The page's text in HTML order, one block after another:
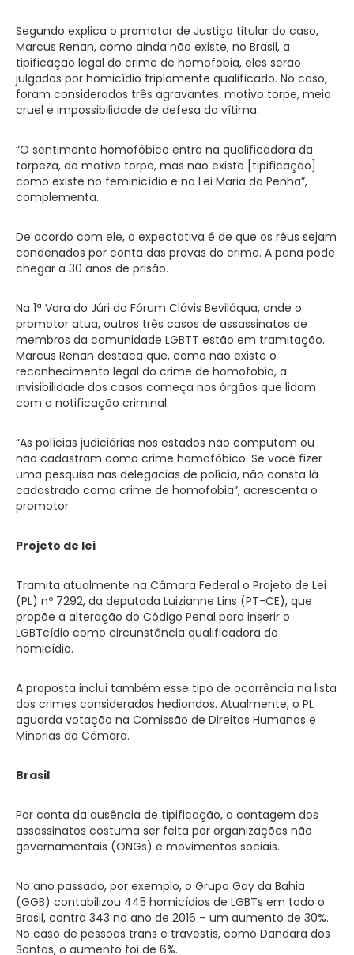
Segundo explica o promotor de Justiça titular do caso,
Marcus Renan, como ainda não existe, no Brasil, a
tipificação legal do crime de homofobia, eles serão
julgados por homicídio triplamente qualificado. No caso,
foram considerados três agravantes: motivo torpe, meio
cruel e impossibilidade de defesa da vítima.
“O sentimento homofóbico entra na qualificadora da
torpeza, do motivo torpe, mas não existe [tipificação]
como existe no feminicídio e na Lei Maria da Penha”,
complementa.
De acordo com ele, a expectativa é de que os réus sejam
condenados por conta das provas do crime. A pena pode
chegar a 30 anos de prisão.
Na 1ª Vara do Júri do Fórum Clóvis Beviláqua, onde o
promotor atua, outros três casos de assassinatos de
membros da comunidade LGBTT estão em tramitação.
Marcus Renan destaca que, como não existe o
reconhecimento legal do crime de homofobia, a
invisibilidade dos casos começa nos órgãos que lidam
com a notificação criminal.
“As polícias judiciárias nos estados não computam ou
não cadastram como crime homofóbico. Se você fizer
uma pesquisa nas delegacias de polícia, não consta lá
cadastrado como crime de homofobia”, acrescenta o
promotor.
Projeto de lei
Tramita atualmente na Câmara Federal o Projeto de Lei
(PL) nº 7292, da deputada Luizianne Lins (PT-CE), que
propõe a alteração do Código Penal para inserir o
LGBTcídio como circunstância qualificadora do
homicídio.
A proposta inclui também esse tipo de ocorrência na lista
dos crimes considerados hediondos. Atualmente, o PL
aguarda votação na Comissão de Direitos Humanos e
Minorias da Câmara.
Brasil
Por conta da ausência de tipificação, a contagem dos
assassinatos costuma ser feita por organizações não
governamentais (ONGs) e movimentos sociais.
No ano passado, por exemplo, o Grupo Gay da Bahia
(GGB) contabilizou 445 homicídios de LGBTs em todo o
Brasil, contra 343 no ano de 2016 – um aumento de 30%.
No caso de pessoas trans e travestis, como Dandara dos
Santos, o aumento foi de 6%.